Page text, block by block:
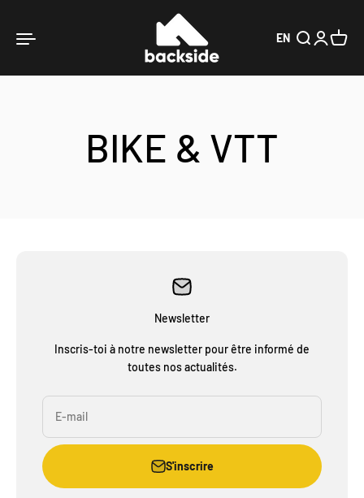
Ouvrir la navigation
Backside Verbier
EN Ouvrir laOuvrir le
Voir le
BIKE & VTT
Newsletter
Inscris-toi à notre newsletter pour être informé de
toutes nos actualités.
E-mail
S'inscrire